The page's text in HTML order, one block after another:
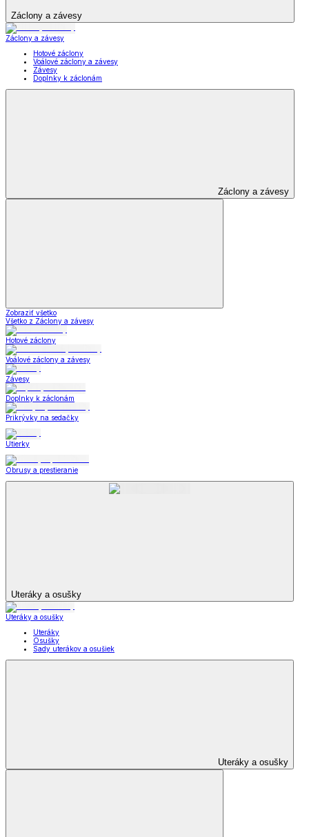
Záclony a závesy
Záclony a závesy
Hotové záclony
Voálové záclony a závesy
Závesy
Doplnky k záclonám
Záclony a závesy
Zobraziť všetko
Všetko z Záclony a závesy
Hotové záclony
Voálové záclony a závesy
Závesy
Doplnky k záclonám
Prikrývky na sedačky
Utierky
Obrusy a prestieranie
Uteráky a osušky
Uteráky a osušky
Uteráky
Osušky
Sady uterákov a osušiek
Uteráky a osušky